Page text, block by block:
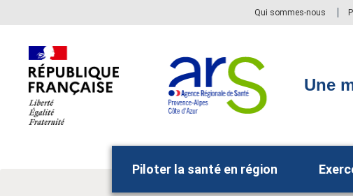
principal,
Qui sommes-nous
Une
Piloter la santé en région